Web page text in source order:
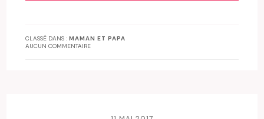
CLASSÉ DANS :MAMAN ET PAPA
AUCUN COMMENTAIRE